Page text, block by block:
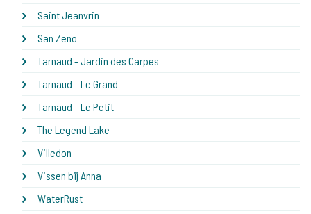
Saint Jeanvrin
San Zeno
Tarnaud - Jardin des Carpes
Tarnaud - Le Grand
Tarnaud - Le Petit
The Legend Lake
Villedon
Vissen bij Anna
WaterRust